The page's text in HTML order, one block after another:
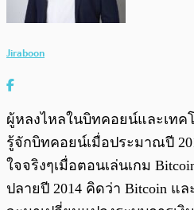
Jiraboon
ผู้หลงไหลในบิทคอยน์และเทคโ
รู้จักบิทคอยน์เมื่อประมาณปี
ใจจริงๆเมื่อตอนเล่นเกม
ปลายปี 2014 คิดว่า Bitcoin แล